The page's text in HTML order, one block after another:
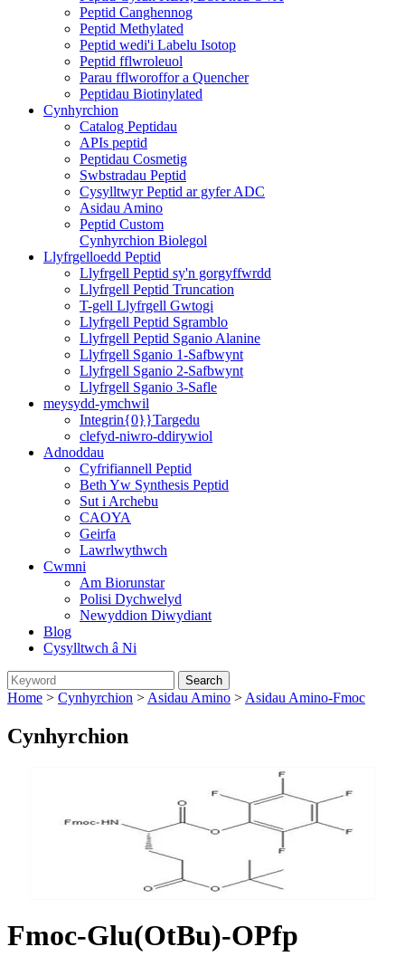
Peptid Canghennog
Peptid Methylated
Peptid wedi'i Labelu Isotop
Peptid fflwroleuol
Parau fflworoffor a Quencher
Peptidau Biotinylated
Cynhyrchion
Catalog Peptidau
APIs peptid
Peptidau Cosmetig
Swbstradau Peptid
Cysylltwyr Peptid ar gyfer ADC
Asidau Amino
Peptid Custom
Cynhyrchion Biolegol
Llyfrgelloedd Peptid
Llyfrgell Peptid sy'n gorgyffwrdd
Llyfrgell Peptid Truncation
T-gell Llyfrgell Gwtogi
Llyfrgell Peptid Sgramblo
Llyfrgell Peptid Sganio Alanine
Llyfrgell Sganio 1-Safbwynt
Llyfrgell Sganio 2-Safbwynt
Llyfrgell Sganio 3-Safle
meysydd-ymchwil
Integrin{0}}Targedu
clefyd-niwro-ddirywiol
Adnoddau
Cyfrifiannell Peptid
Beth Yw Synthesis Peptid
Sut i Archebu
CAOYA
Geirfa
Lawrlwythwch
Cwmni
Am Biorunstar
Polisi Dychwelyd
Newyddion Diwydiant
Blog
Cysylltwch â Ni
Home > Cynhyrchion > Asidau Amino > Asidau Amino-Fmoc
Cynhyrchion
Fmoc-Glu(OtBu)-OPfp